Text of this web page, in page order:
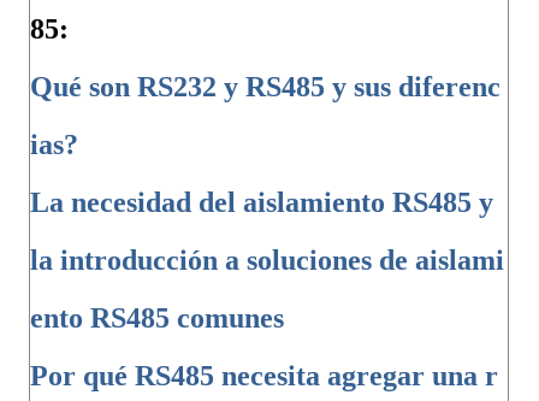
85:
Qué son RS232 y RS485 y sus diferenc
ias?
La necesidad del aislamiento RS485 y
la introducción a soluciones de aislami
ento RS485 comunes
Por qué RS485 necesita agregar una r